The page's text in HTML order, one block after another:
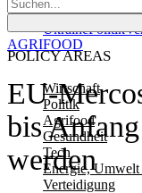
POLICY AREAS
Wirtschaft
Politik
Agrifood
Gesundheit
Tech
Energie,
Verteidigung
UkrainePolitik
EU-
bis
werden
AGRIFOOD